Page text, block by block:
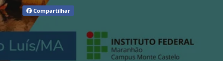
Compartilhar